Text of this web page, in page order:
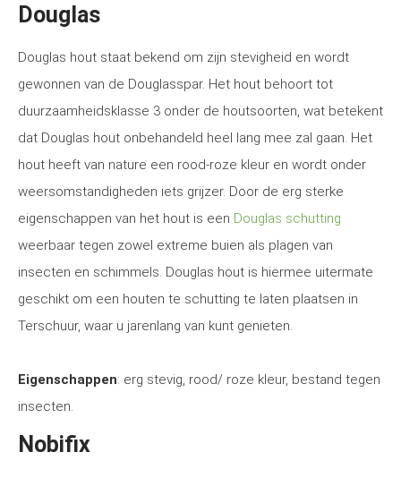
Douglas
Douglas hout staat bekend om zijn stevigheid en wordt
gewonnen van de Douglasspar. Het hout behoort tot
duurzaamheidsklasse 3 onder de houtsoorten, wat betekent
dat Douglas hout onbehandeld heel lang mee zal gaan. Het
hout heeft van nature een rood-roze kleur en wordt onder
weersomstandigheden iets grijzer. Door de erg sterke
eigenschappen van het hout is een Douglas schutting
weerbaar tegen zowel extreme buien als plagen van
insecten en schimmels. Douglas hout is hiermee uitermate
geschikt om een houten te schutting te laten plaatsen in
Terschuur, waar u jarenlang van kunt genieten.
Eigenschappen: erg stevig, rood/ roze kleur, bestand tegen
insecten.
Nobifix